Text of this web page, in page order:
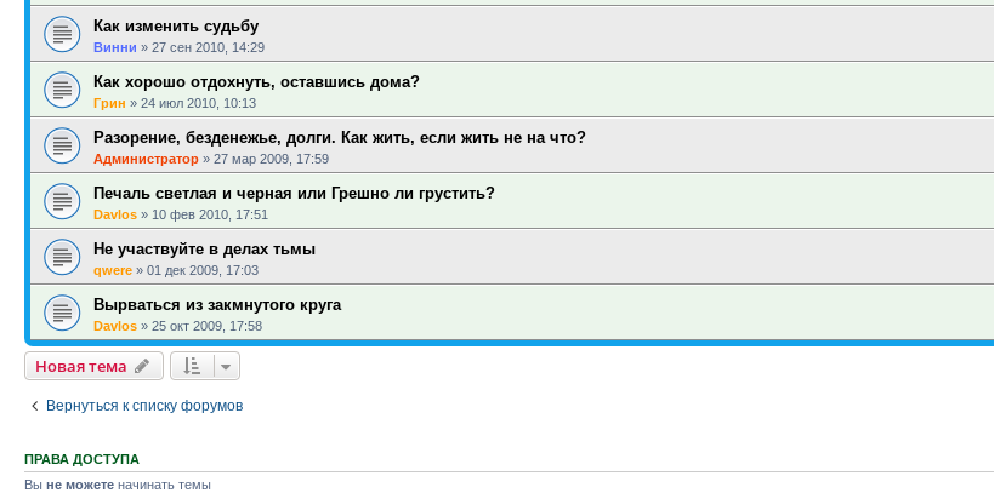
Как изменить судьбу
Винни » 27 сен 2010, 14:29
Как хорошо отдохнуть, оставшись дома?
Грин » 24 июл 2010, 10:13
Разорение, безденежье, долги. Как жить, если жить не на что?
Администратор » 27 мар 2009, 17:59
Печаль светлая и черная или Грешно ли грустить?
Davlos » 10 фев 2010, 17:51
Не участвуйте в делах тьмы
qwere » 01 дек 2009, 17:03
Вырваться из закмнутого круга
Davlos » 25 окт 2009, 17:58
Новая тема
Вернуться к списку форумов
ПРАВА ДОСТУПА
Вы не можете начинать темы